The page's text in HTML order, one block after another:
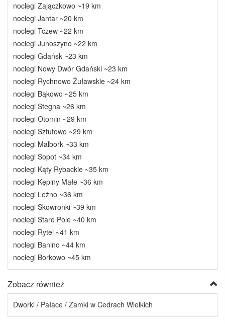
noclegi Zajączkowo ~19 km
noclegi Jantar ~20 km
noclegi Tczew ~22 km
noclegi Junoszyno ~22 km
noclegi Gdańsk ~23 km
noclegi Nowy Dwór Gdański ~23 km
noclegi Rychnowo Żuławskie ~24 km
noclegi Bąkowo ~25 km
noclegi Stegna ~26 km
noclegi Otomin ~29 km
noclegi Sztutowo ~29 km
noclegi Malbork ~33 km
noclegi Sopot ~34 km
noclegi Kąty Rybackie ~35 km
noclegi Kępiny Małe ~36 km
noclegi Leźno ~36 km
noclegi Skowronki ~39 km
noclegi Stare Pole ~40 km
noclegi Rytel ~41 km
noclegi Banino ~44 km
noclegi Borkowo ~45 km
Zobacz również
Dworki / Pałace / Zamki w Cedrach Wielkich